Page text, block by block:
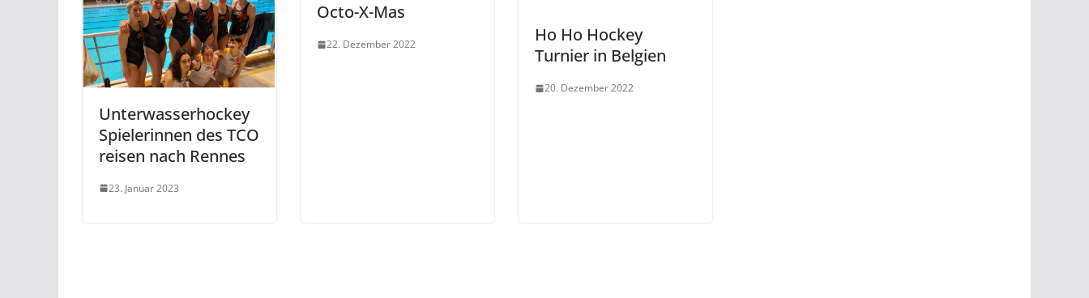
Unterwasserhockey
Spielerinnen des TCO
reisen nach Rennes
23. Januar 2023
Octo-X-Mas
22. Dezember 2022
Ho Ho Hockey
Turnier in Belgien
20. Dezember 2022